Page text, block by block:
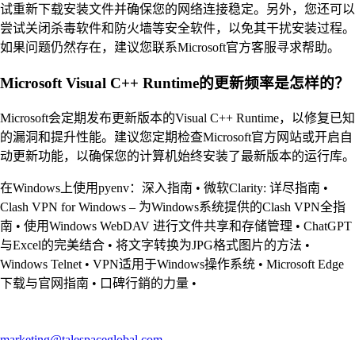
试重新下载安装文件并确保您的网络连接稳定。另外，您还可以
尝试关闭杀毒软件和防火墙等安全软件，以免其干扰安装过程。
如果问题仍然存在，建议您联系Microsoft官方客服寻求帮助。
Microsoft Visual C++ Runtime的更新频率是怎样的？
Microsoft会定期发布更新版本的Visual C++ Runtime，以修复已知
的漏洞和提升性能。建议您定期检查Microsoft官方网站或开启自
动更新功能，以确保您的计算机始终安装了最新版本的运行库。
在Windows上使用pyenv：深入指南 • 微软Clarity: 详尽指南 •
Clash VPN for Windows – 为Windows系统提供的Clash VPN全指
南 • 使用Windows WebDAV 进行文件共享和存储管理 • ChatGPT
与Excel的完美结合 • 将文字转换为JPG格式图片的方法 •
Windows Telnet • VPN适用于Windows操作系统 • Microsoft Edge
下载与官网指南 • 口碑行銷的力量 •